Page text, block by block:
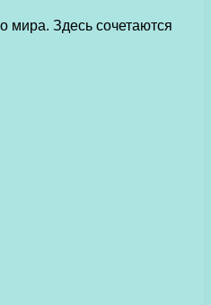
мира. Здесь сочетаются